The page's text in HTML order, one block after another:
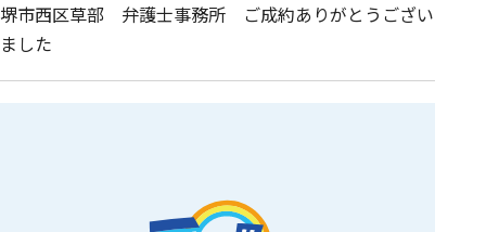
堺市西区草部 弁護士事務所 ご成約ありがとうござい
ました